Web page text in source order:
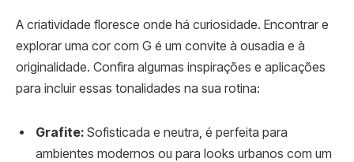
A criatividade floresce onde há curiosidade. Encontrar e
explorar uma cor com G é um convite à ousadia e à
originalidade. Confira algumas inspirações e aplicações
para incluir essas tonalidades na sua rotina:
Grafite: Sofisticada e neutra, é perfeita para
ambientes modernos ou para looks urbanos com um